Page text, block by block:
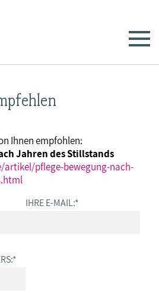
Ihnen empfohlen:
Jahren des Stillstands
artikel/pflege-bewegung-nach-
IHRE E-MAIL:*
*